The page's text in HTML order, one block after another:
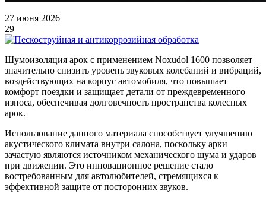
27 июня 2026
29
Шумоизоляция арок с применением Noxudol 1600 позволяет
значительно снизить уровень звуковых колебаний и вибраций,
воздействующих на корпус автомобиля, что повышает
комфорт поездки и защищает детали от преждевременного
износа, обеспечивая долговечность пространства колесных
арок.
Использование данного материала способствует улучшению
акустического климата внутри салона, поскольку арки
зачастую являются источником механического шума и ударов
при движении. Это инновационное решение стало
востребованным для автолюбителей, стремящихся к
эффективной защите от посторонних звуков.